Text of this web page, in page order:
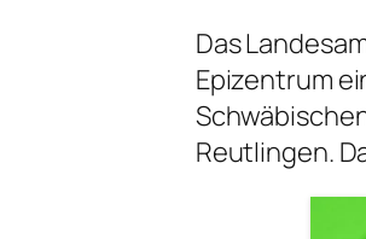
Das
Epizentrum
Reutlingen.